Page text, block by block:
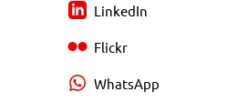
LinkedIn
Flickr
WhatsApp